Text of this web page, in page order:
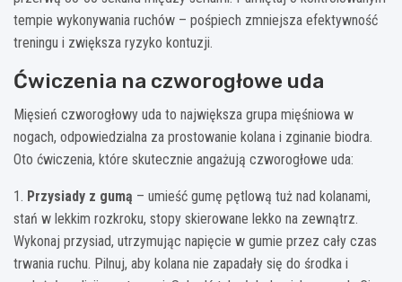
tempie wykonywania ruchów – pośpiech zmniejsza efektywność
treningu i zwiększa ryzyko kontuzji.
Ćwiczenia na czworogłowe uda
Mięsień czworogłowy uda to największa grupa mięśniowa w
nogach, odpowiedzialna za prostowanie kolana i zginanie biodra.
Oto ćwiczenia, które skutecznie angażują czworogłowe uda:
1. Przysiady z gumą – umieść gumę pętlową tuż nad kolanami,
stań w lekkim rozkroku, stopy skierowane lekko na zewnątrz.
Wykonaj przysiad, utrzymując napięcie w gumie przez cały czas
trwania ruchu. Pilnuj, aby kolana nie zapadały się do środka i